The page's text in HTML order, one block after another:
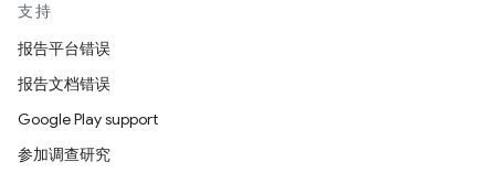
支持
报告平台错误
报告文档错误
Google Play support
参加调查研究